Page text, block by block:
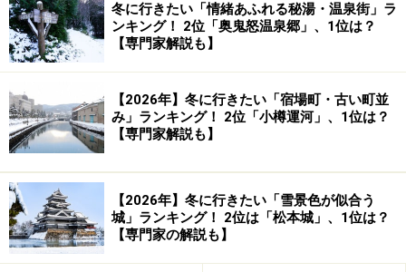
冬に行きたい「情緒あふれる秘湯・温泉街」ラ
ンキング！ 2位「奥鬼怒温泉郷」、1位は？
【専門家解説も】
【2026年】冬に行きたい「宿場町・古い町並
み」ランキング！ 2位「小樽運河」、1位は？
【専門家解説も】
【2026年】冬に行きたい「雪景色が似合う
城」ランキング！ 2位は「松本城」、1位は？
【専門家の解説も】